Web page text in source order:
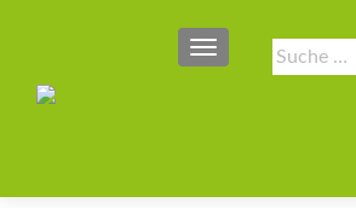
Suche
nach:
SCHALTE